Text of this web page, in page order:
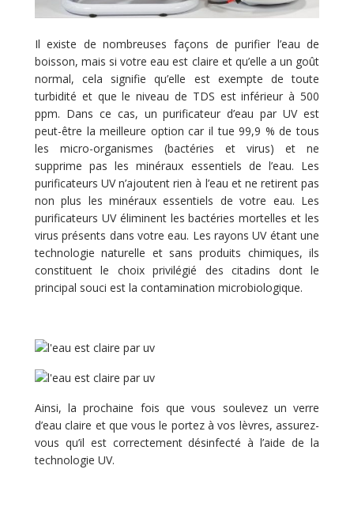
Il existe de nombreuses façons de purifier l’eau de
boisson, mais si votre eau est claire et qu’elle a un goût
normal, cela signifie qu’elle est exempte de toute
turbidité et que le niveau de TDS est inférieur à 500
ppm. Dans ce cas, un purificateur d’eau par UV est
peut-être la meilleure option car il tue 99,9 % de tous
les micro-organismes (bactéries et virus) et ne
supprime pas les minéraux essentiels de l’eau. Les
purificateurs UV n’ajoutent rien à l’eau et ne retirent pas
non plus les minéraux essentiels de votre eau. Les
purificateurs UV éliminent les bactéries mortelles et les
virus présents dans votre eau. Les rayons UV étant une
technologie naturelle et sans produits chimiques, ils
constituent le choix privilégié des citadins dont le
principal souci est la contamination microbiologique.
Ainsi, la prochaine fois que vous soulevez un verre
d’eau claire et que vous le portez à vos lèvres, assurez-
vous qu’il est correctement désinfecté à l’aide de la
technologie UV.